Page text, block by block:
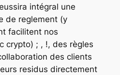
intégral une
de reglement (y
facilitent nos
crypto) ; , !, des règles
des clients
residus directement